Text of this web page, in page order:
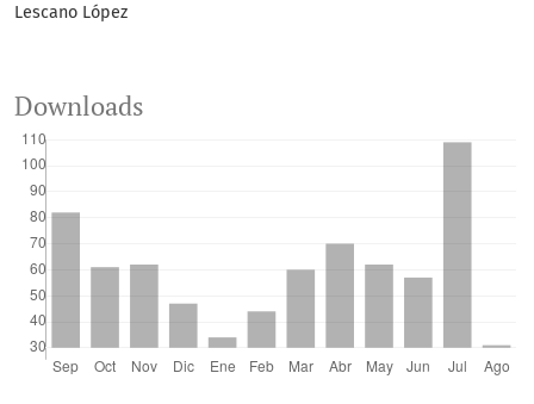
10.61347/ei.v3i1.67
Rosalba Motta Cardona, Erika Alejandra Muñoz Murillo
(2026)
Estado del arte sobre competencias matemáticas en la
educación primaria en Colombia.
MULTIDISCIPLINARIA, 23(2), 530.
10.56219/dialgica.v23i2.5915
(2023)
Uso de Realidad Virtual y Aumentada para mejorar la
Lescano López
Downloads